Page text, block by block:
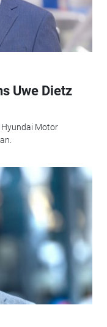
Uwe Dietz
Hyundai Motor